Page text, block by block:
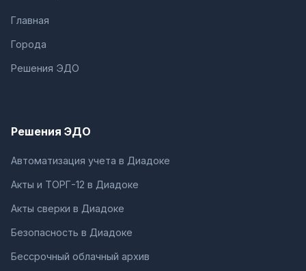
Главная
Города
Решения ЭДО
Решения ЭДО
Автоматизация учета в Диадоке
Акты и ТОРГ-12 в Диадоке
Акты сверки в Диадоке
Безопасность в Диадоке
Бессрочный облачный архив